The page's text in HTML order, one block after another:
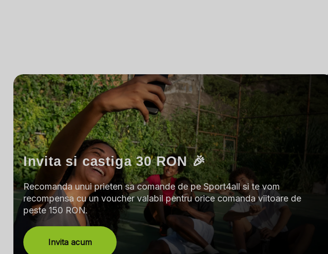
Invita si castiga 30 RON 🎉
Recomanda unui prieten sa comande de pe Sport4all si te vom
recompensa cu un voucher valabil pentru orice comanda viitoare de
peste 150 RON.
Invita acum